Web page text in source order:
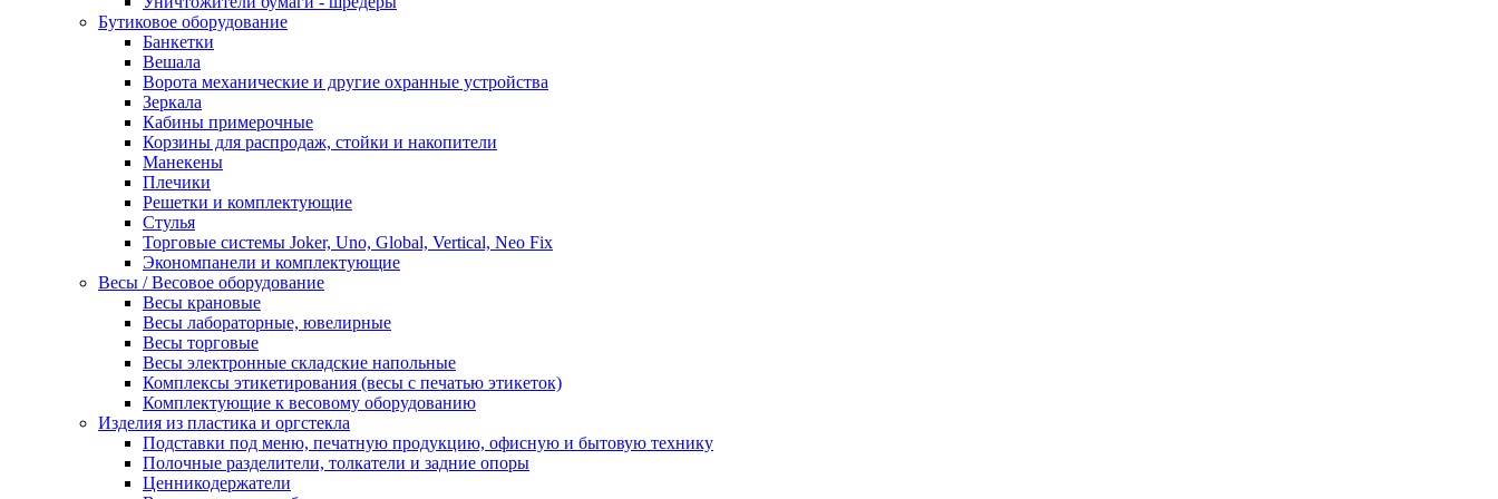
Бутиковое оборудование
Банкетки
Вешала
Ворота механические и другие охранные устройства
Зеркала
Кабины примерочные
Корзины для распродаж, стойки и накопители
Манекены
Плечики
Решетки и комплектующие
Стулья
Торговые системы Joker, Uno, Global, Vertical, Neo Fix
Экономпанели и комплектующие
Весы / Весовое оборудование
Весы крановые
Весы лабораторные, ювелирные
Весы торговые
Весы электронные складские напольные
Комплексы этикетирования (весы с печатью этикеток)
Комплектующие к весовому оборудованию
Изделия из пластика и оргстекла
Подставки под меню, печатную продукцию, офисную и бытовую технику
Полочные разделители, толкатели и задние опоры
Ценникодержатели